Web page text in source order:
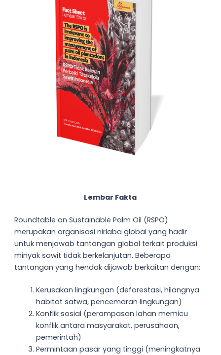
Lembar Fakta
Roundtable on Sustainable Palm Oil (RSPO)
merupakan organisasi nirlaba global yang hadir
untuk menjawab tantangan global terkait produksi
minyak sawit tidak berkelanjutan. Beberapa
tantangan yang hendak dijawab berkaitan dengan:
Kerusakan lingkungan (deforestasi, hilangnya
habitat satwa, pencemaran lingkungan)
Konflik sosial (perampasan lahan memicu
konflik antara masyarakat, perusahaan,
pemerintah)
Permintaan pasar yang tinggi (meningkatnya